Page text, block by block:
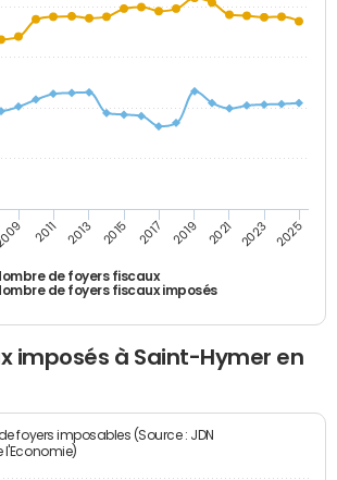
de foyers fiscaux
de foyers fiscaux imposés
2011 2013 2015 2017 2019 2021 2023 2025
imposés à Saint-Hymer en
foyers imposables (Source : JDN
l'Economie)